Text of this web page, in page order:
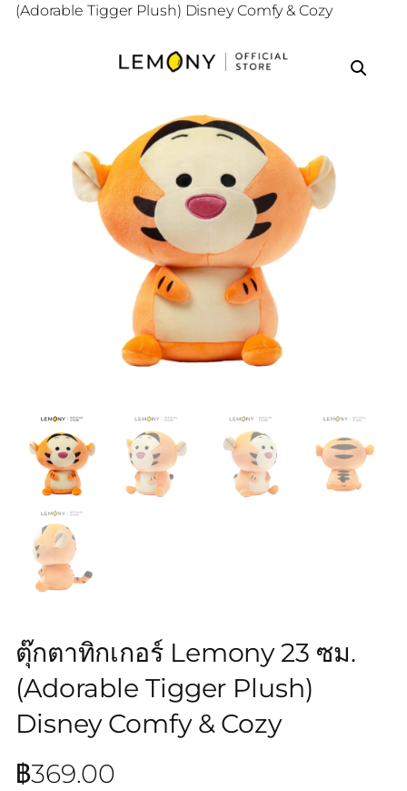
(Adorable Tigger Plush) Disney Comfy & Cozy
ตุ๊กตาทิกเกอร์ Lemony 23 ซม.
(Adorable Tigger Plush)
Disney Comfy & Cozy
฿369.00